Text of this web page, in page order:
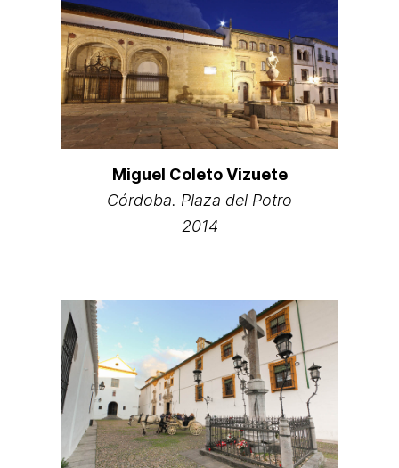
Miguel Coleto Vizuete
Córdoba. Plaza del Potro
2014